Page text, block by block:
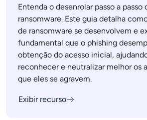
Entenda o desenrolar passo a
ransomware. Este guia detalha
de ransomware se desenvolvem e
fundamental que o phishing
obtenção do acesso inicial,
reconhecer e neutralizar melhor os
que eles se agravem.
Exibir recurso